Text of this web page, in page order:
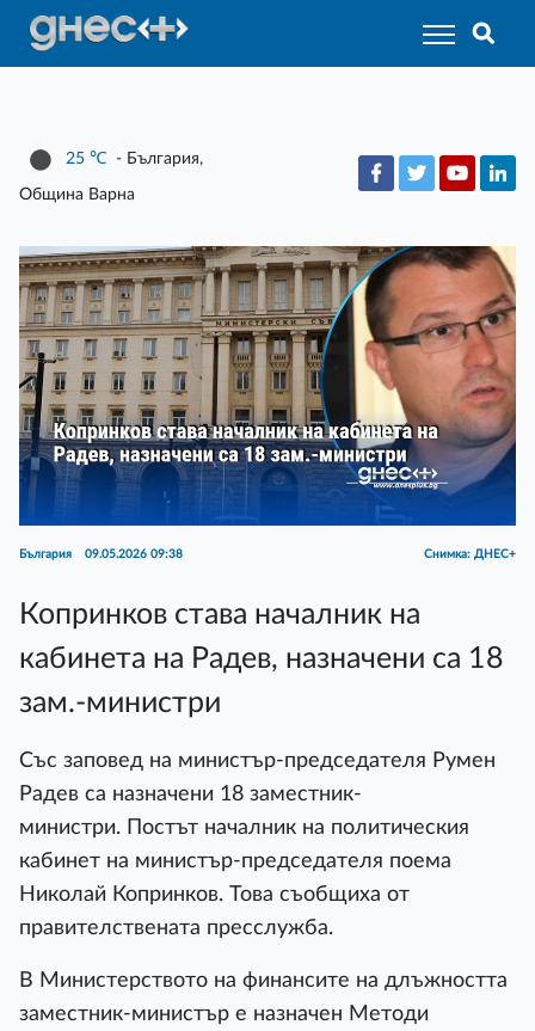
25 ℃ - България,
Община Варна
България 09.05.2026 09:38 Снимка: ДНЕС+
Копринков става началник на
кабинета на Радев, назначени са 18
зам.-министри
Със заповед на министър-председателя Румен
Радев са назначени 18 заместник-
министри. Постът началник на политическия
кабинет на министър-председателя поема
Николай Копринков. Това съобщиха от
правителствената пресслужба.
В Министерството на финансите на длъжността
заместник-министър е назначен Методи